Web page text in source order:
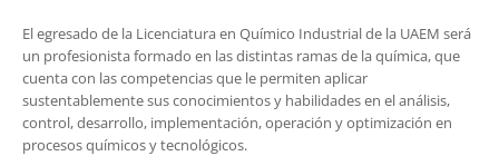
El egresado de la Licenciatura en Químico Industrial de la UAEM será
un profesionista formado en las distintas ramas de la química, que
cuenta con las competencias que le permiten aplicar
sustentablemente sus conocimientos y habilidades en el análisis,
control, desarrollo, implementación, operación y optimización en
procesos químicos y tecnológicos.